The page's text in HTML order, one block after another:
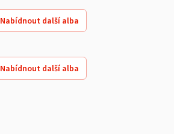
Nabídnout další alba
Nabídnout další alba